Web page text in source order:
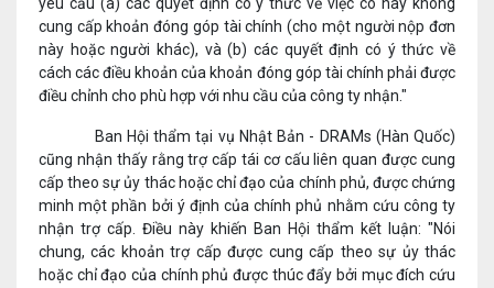
cung cấp khoản đóng góp tài chính (cho một người nộp đơn
này hoặc người khác), và (b) các quyết định có ý thức về
cách các điều khoản của khoản đóng góp tài chính phải được
điều chỉnh cho phù hợp với nhu cầu của công ty nhận."
Ban Hội thẩm tại vụ Nhật Bản - DRAMs (Hàn Quốc)
cũng nhận thấy rằng trợ cấp tái cơ cấu liên quan được cung
cấp theo sự ủy thác hoặc chỉ đạo của chính phủ, được chứng
minh một phần bởi ý định của chính phủ nhằm cứu công ty
nhận trợ cấp. Điều này khiến Ban Hội thẩm kết luận: "Nói
chung, các khoản trợ cấp được cung cấp theo sự ủy thác
hoặc chỉ đạo của chính phủ được thúc đẩy bởi mục đích cứu